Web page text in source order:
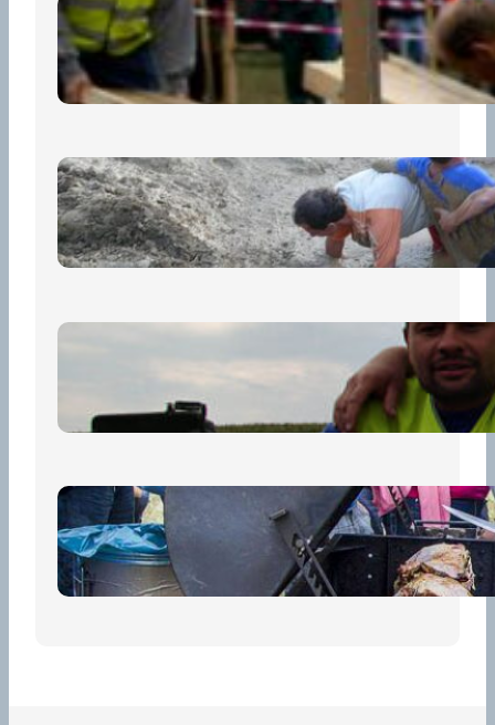
Nová pravidla pro účastníky
13 července, 2026
„Prase za prase“: Kdo doběhne
první, vyhraje!
30 června, 2026
Bezpečnost na prvním místě
15 května, 2026
Pro diváky
30 dubna, 2026